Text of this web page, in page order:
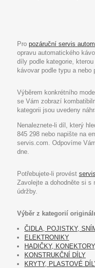
Pro pozáruční servis
opravu automatického
díly podle kategorie,
kávovar podle typu a nebo
Výběrem konkrétního
se Vám zobrazí
kategorii jsou uvedeny
Nenaleznete-li díl, který
845 298 nebo napište na
servis.com. Odpovíme
dne.
Potřebujete-li provést
Zavolejte a dohodněte si
údržby.
Výběr z kategorií
ČIDLA, POJISTKY,
ELEKTRONIKY
HADIČKY,
KONSTRUKČNÍ DÍLY
KRYTY, PLASTOVÉ